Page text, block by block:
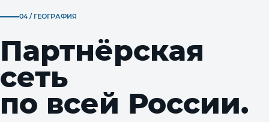
04 / ГЕОГРАФИЯ
Партнёрская
сеть
по всей России.